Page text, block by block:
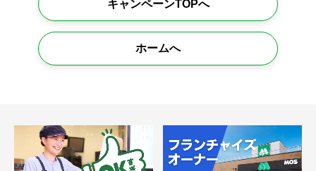
キャンペーンTOPへ
ホームへ